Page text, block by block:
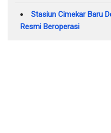
Stasiun Cimekar Baru
Resmi Beroperasi